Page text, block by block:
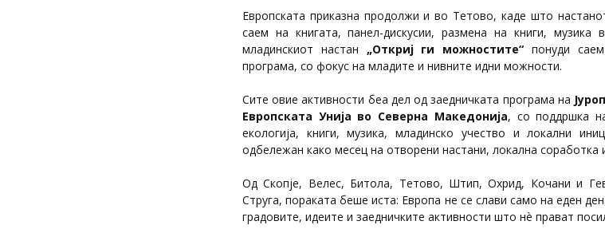
Европската приказна продолжи и во Тетово, каде што
саем на книгата, панел-дискусии, размена на книги,
младинскиот настан „Откриј ги можностите“ понуди
програма, со фокус на младите и нивните идни можности.
Сите овие активности беа дел од заедничката програма на
Европската Унија во Северна Македонија, со поддршка
екологија, книги, музика, младинско учество и локални
одбележан како месец на отворени настани, локална соработка
Од Скопје, Велес, Битола, Тетово, Штип, Охрид, Кочани и
Струга, пораката беше иста: Европа не се слави само на еден
градовите, идеите и заедничките активности што нè прават